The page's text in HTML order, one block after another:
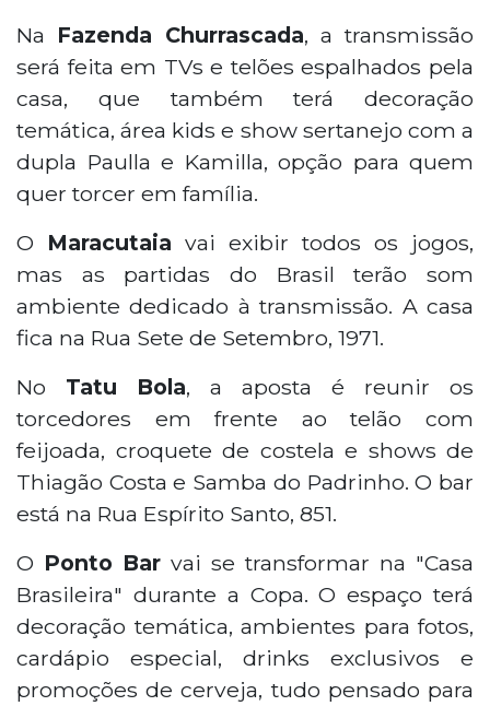
Na Fazenda Churrascada, a transmissão
será feita em TVs e telões espalhados pela
casa, que também terá decoração
temática, área kids e show sertanejo com a
dupla Paulla e Kamilla, opção para quem
quer torcer em família.
O Maracutaia vai exibir todos os jogos,
mas as partidas do Brasil terão som
ambiente dedicado à transmissão. A casa
fica na Rua Sete de Setembro, 1971.
No Tatu Bola, a aposta é reunir os
torcedores em frente ao telão com
feijoada, croquete de costela e shows de
Thiagão Costa e Samba do Padrinho. O bar
está na Rua Espírito Santo, 851.
O Ponto Bar vai se transformar na "Casa
Brasileira" durante a Copa. O espaço terá
decoração temática, ambientes para fotos,
cardápio especial, drinks exclusivos e
promoções de cerveja, tudo pensado para